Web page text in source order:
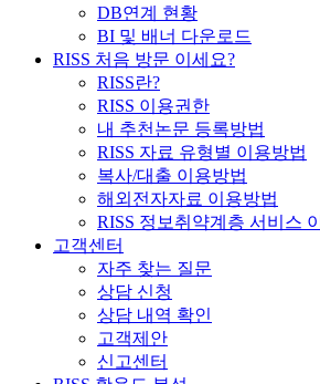
DB연계 현황
BI 및 배너 다운로드
RISS 처음 방문 이세요?
RISS란?
RISS 이용권한
내 추천논문 등록방법
RISS 자료 유형별 이용방법
복사/대출 이용방법
해외전자자료 이용방법
RISS 정보취약계층 서비스
고객센터
자주 찾는 질문
상담 신청
상담 내역 확인
고객제안
신고센터